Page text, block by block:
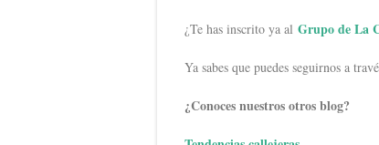
¿Te has inscrito ya al Grupo de La
Ya sabes que puedes seguirnos a
¿Conoces nuestros otros blog?